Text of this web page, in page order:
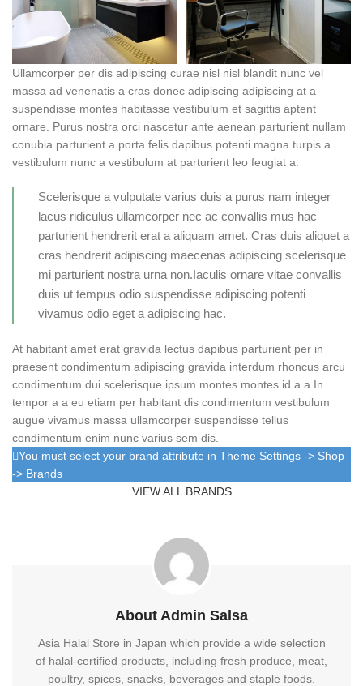
Ullamcorper per dis adipiscing curae nisl nisl blandit nunc vel
massa ad venenatis a cras donec adipiscing adipiscing at a
suspendisse montes habitasse vestibulum et sagittis aptent
ornare. Purus nostra orci nascetur ante aenean parturient nullam
conubia parturient a porta felis dapibus potenti magna turpis a
vestibulum nunc a vestibulum at parturient leo feugiat a.
Scelerisque a vulputate varius duis a purus nam integer
lacus ridiculus ullamcorper nec ac convallis mus hac
parturient hendrerit erat a aliquam amet. Cras duis aliquet a
cras hendrerit adipiscing maecenas adipiscing scelerisque
mi parturient nostra urna non.Iaculis ornare vitae convallis
duis ut tempus odio suspendisse adipiscing potenti
vivamus odio eget a adipiscing hac.
At habitant amet erat gravida lectus dapibus parturient per in
praesent condimentum adipiscing gravida interdum rhoncus arcu
condimentum dui scelerisque ipsum montes montes id a a.In
tempor a a eu etiam per habitant dis condimentum vestibulum
augue vivamus massa ullamcorper suspendisse tellus
condimentum enim nunc varius sem dis.
You must select your brand attribute in Theme Settings -> Shop
-> Brands
VIEW ALL BRANDS
About Admin Salsa
Asia Halal Store in Japan which provide a wide selection
of halal-certified products, including fresh produce, meat,
poultry, spices, snacks, beverages and staple foods.